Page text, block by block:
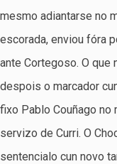
mesmo adiantarse no
escorada, enviou fóra
ante Cortegoso. O que
despois o marcador
fixo Pablo Couñago no
servizo de Curri. O
sentencialo cun novo